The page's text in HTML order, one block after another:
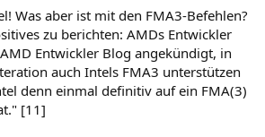
Was aber ist mit den FMA3-Befehlen?
zu berichten: AMDs Entwickler
Entwickler Blog angekündigt, in
auch Intels FMA3 unterstützen
denn einmal definitiv auf ein FMA(3)
[11]